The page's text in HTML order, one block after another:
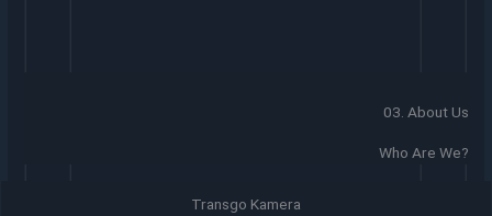
03. About Us
Who Are We?
Transgo Kamera